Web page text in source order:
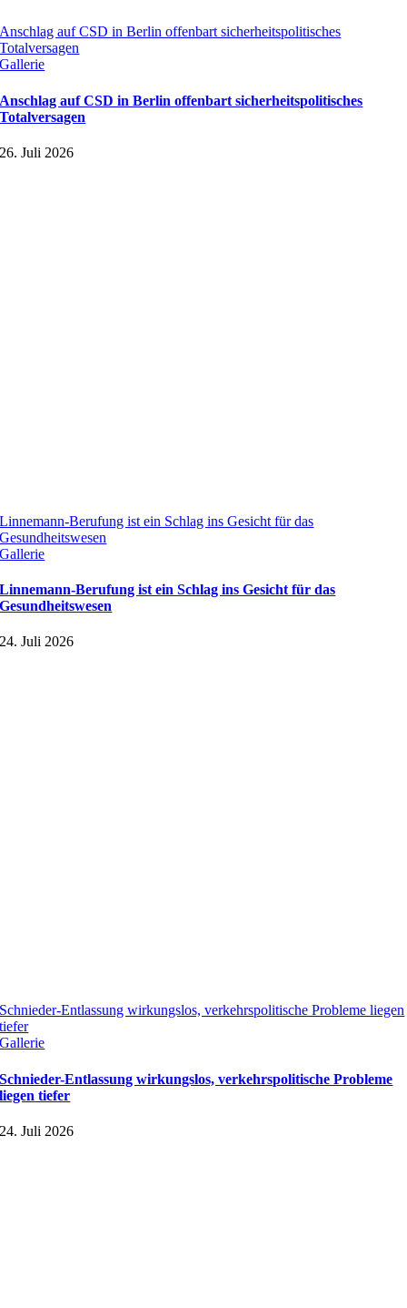
Anschlag auf CSD in Berlin offenbart sicherheitspolitisches
Totalversagen
Gallerie
Anschlag auf CSD in Berlin offenbart sicherheitspolitisches
Totalversagen
26. Juli 2026
Linnemann-Berufung ist ein Schlag ins Gesicht für das
Gesundheitswesen
Gallerie
Linnemann-Berufung ist ein Schlag ins Gesicht für das
Gesundheitswesen
24. Juli 2026
Schnieder-Entlassung wirkungslos, verkehrspolitische Probleme liegen
tiefer
Gallerie
Schnieder-Entlassung wirkungslos, verkehrspolitische Probleme
liegen tiefer
24. Juli 2026